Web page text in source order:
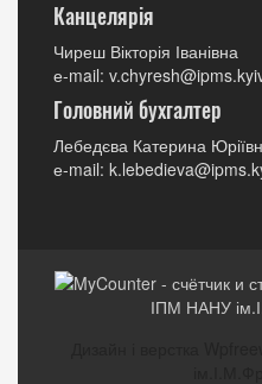
Канцелярія
Чиреш Вікторія Іванівна
е-mail:
Головний бухгалтер
Лебедєва Катерина
е-mail:
ІПМ НАНУ